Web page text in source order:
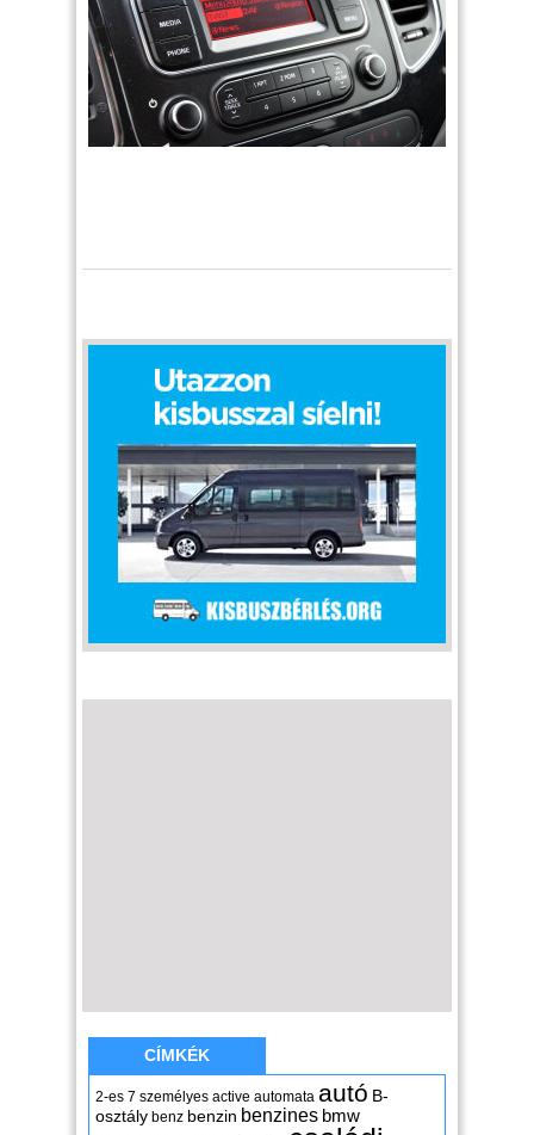
CÍMKÉK
2-es 7 személyes active automata autó B-
osztály benz benzin benzines bmw